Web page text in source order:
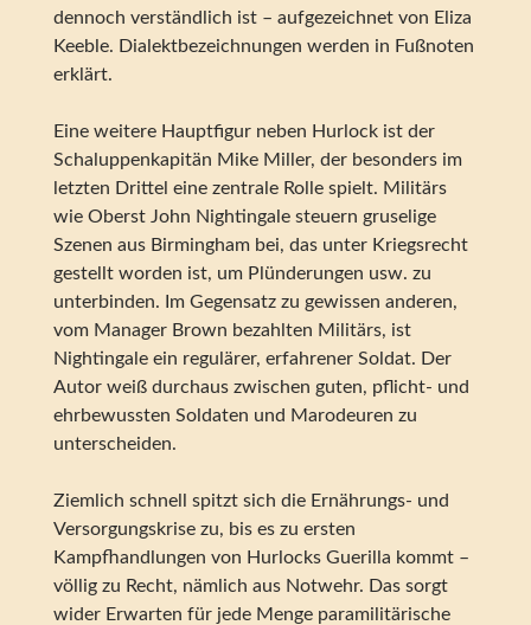
dennoch verständlich ist – aufgezeichnet von Eliza
Keeble. Dialektbezeichnungen werden in Fußnoten
erklärt.
Eine weitere Hauptfigur neben Hurlock ist der
Schaluppenkapitän Mike Miller, der besonders im
letzten Drittel eine zentrale Rolle spielt. Militärs
wie Oberst John Nightingale steuern gruselige
Szenen aus Birmingham bei, das unter Kriegsrecht
gestellt worden ist, um Plünderungen usw. zu
unterbinden. Im Gegensatz zu gewissen anderen,
vom Manager Brown bezahlten Militärs, ist
Nightingale ein regulärer, erfahrener Soldat. Der
Autor weiß durchaus zwischen guten, pflicht- und
ehrbewussten Soldaten und Marodeuren zu
unterscheiden.
Ziemlich schnell spitzt sich die Ernährungs- und
Versorgungskrise zu, bis es zu ersten
Kampfhandlungen von Hurlocks Guerilla kommt –
völlig zu Recht, nämlich aus Notwehr. Das sorgt
wider Erwarten für jede Menge paramilitärische